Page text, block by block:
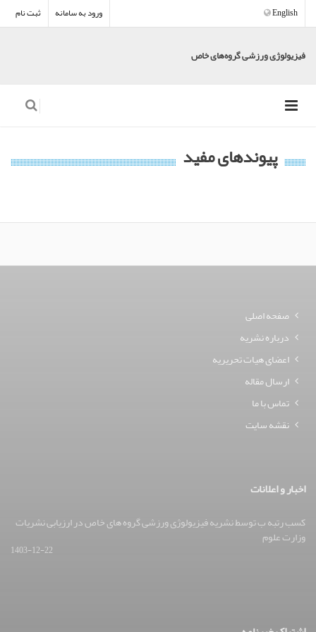
ورود به سامانه ثبت نام English
فیزیولوژی ورزشی گروه‌های خاص
پیوندهای مفید
صفحه اصلی
درباره نشریه
اعضای هیات تحریریه
ارسال مقاله
تماس با ما
نقشه سایت
اخبار و اعلانات
کسب رتبه ب توسط نشریه فیزیولوژی ورزشی گروه های خاص در ارزیابی نشریات
وزارت علوم
1403-12-22